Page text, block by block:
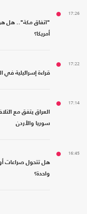
17:26
"اتفاق مكة".. هل
أمريكا؟
17:22
قراءة إسرائيلية
17:14
العراق يتفق مع
سوريا والأردن
16:45
هل تتحول صراعات
واحدة؟